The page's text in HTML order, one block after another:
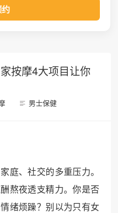
按摩4大项目让你
男士保健
庭、社交的多重压力。
熬夜透支精力。你是否
绪烦躁？别以为只有女